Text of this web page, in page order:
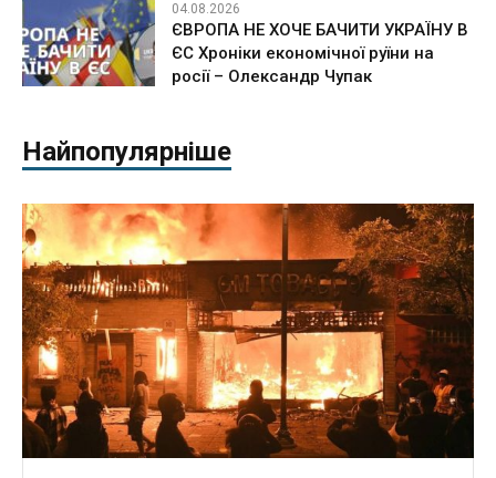
04.08.2026
ЄВРОПА НЕ ХОЧЕ БАЧИТИ УКРАЇНУ В
ЄС Хроніки економічної руїни на
росії – Олександр Чупак
Найпопулярніше